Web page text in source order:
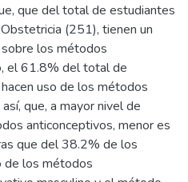
que del total de estudiantes
(251), tienen un
los métodos
el 61.8% del total de
uso de los métodos
que, a mayor nivel de
anticonceptivos, menor es
que del 38.2% de los
de los métodos